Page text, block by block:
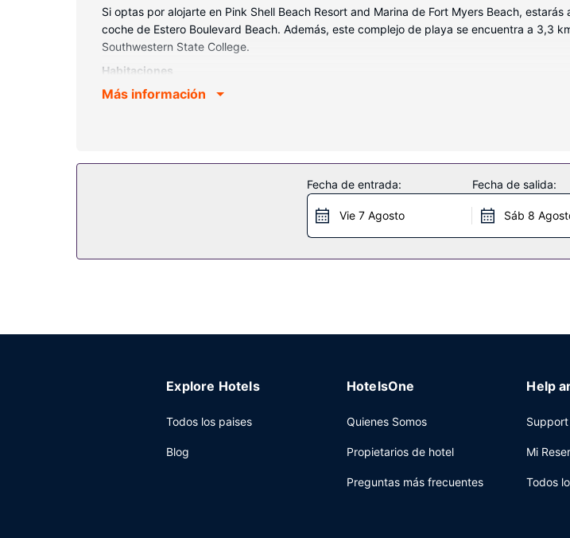
Si optas por alojarte en Pink Shell Beach Resort and Marina de Fort Myers Beach,
coche de Estero Boulevard Beach. Además, este complejo de playa se encuentra a 3,3
Southwestern State College.
Habitaciones
Te sentirás como en tu propia casa en cualquiera de las 195 habitaciones con
incluyen una tienda de recuerdos, servicio de celebración de bodas y aparcamiento para
Come algo en Jack's, uno de los 3 restaurantes de este complejo turístico. No hay nada
o el bar junto a la piscina. Se ofrece un desayuno bufé gratuito todos los días de 07:00 a
Más información
Fecha de entrada:
Vie 7 Agosto
Fecha de salida:
Sáb 8
Explore Hotels
Todos los paises
Blog
HotelsOne
Quienes Somos
Propietarios de hotel
Preguntas más frecuentes
Help
Support
Mi
Todos